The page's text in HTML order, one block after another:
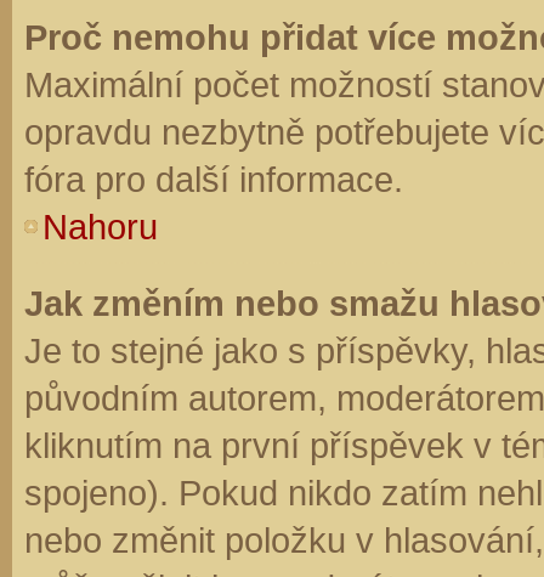
Proč nemohu přidat více
Maximální počet možností
opravdu nezbytně potřebujete
fóra pro další informace.
Nahoru
Jak změním nebo smažu
Je to stejné jako s příspěvky,
původním autorem,
kliknutím na první příspěvek v
spojeno). Pokud nikdo zatím
nebo změnit položku v